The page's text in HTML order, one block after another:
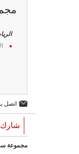
اتصل
شارك
مجموعة